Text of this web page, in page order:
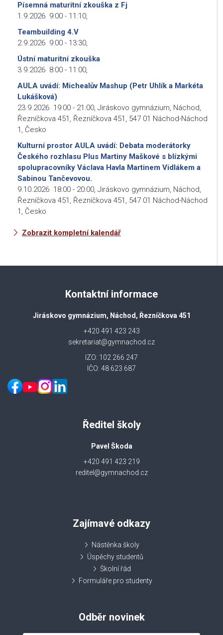
Písemná maturitní zkouška z Fj
1.9.2026 9:00 - 11:10,
Teambuilding 4.V
2.9.2026 9:00 - 13:30,
Ústní maturitní zkouška
3.9.2026 8:00 - 11:00,
AULA uvádí: Michealův Mashup (Petr Uhlík a Markéta
Lukášková)
23.9.2026 19:00 - 21:00, Jiráskovo gymnázium, Náchod,
Řezníčkova 451, Řezníčkova 451, 547 01 Náchod-Náchod
1, Česko
Kulturní prostor AULA uvádí: Debata moderátorky
Českého rozhlasu Plus Martiny Maškové s blízkými
spolupracovníky Václava Havla Martinem Vidlákem a
Sabinou Tančevovou.
9.10.2026 18:00 - 20:00, Jiráskovo gymnázium, Náchod,
Řezníčkova 451, Řezníčkova 451, 547 01 Náchod-Náchod
1, Česko
Zobrazit kompletní kalendář
Kontaktní informace
Jiráskovo gymnázium, Náchod, Řezníčkova 451
+420 491 423 243
sekretariat@gymnachod.cz
IZO: 102 266 247
IČO: 48 623 687
Ředitel školy
Pavel Škoda
+420 491 423 219
reditel@gymnachod.cz
Zajímavé odkazy
Nástěnka školy
Úspěchy studentů
Školní řád
Formuláře pro studenty
Odběr novinek